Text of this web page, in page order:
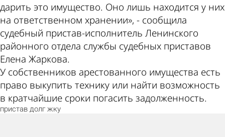
дарить это имущество. Оно лишь находится у них
на ответственном хранении», - сообщила
судебный пристав-исполнитель Ленинского
районного отдела службы судебных приставов
Елена Жаркова.
У собственников арестованного имущества есть
право выкупить технику или найти возможность
в кратчайшие сроки погасить задолженность.
пристав долг жку